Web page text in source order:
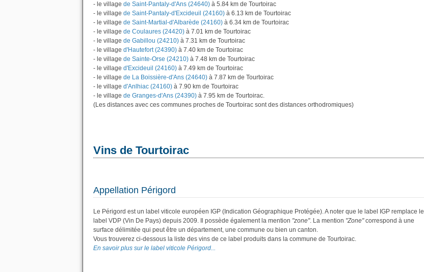
- le village de Saint-Pantaly-d'Ans (24640) à 5.84 km de Tourtoirac
- le village de Saint-Pantaly-d'Excideuil (24160) à 6.13 km de Tourtoirac
- le village de Saint-Martial-d'Albarède (24160) à 6.34 km de Tourtoirac
- le village de Coulaures (24420) à 7.01 km de Tourtoirac
- le village de Gabillou (24210) à 7.31 km de Tourtoirac
- le village d'Hautefort (24390) à 7.40 km de Tourtoirac
- le village de Sainte-Orse (24210) à 7.48 km de Tourtoirac
- le village d'Excideuil (24160) à 7.49 km de Tourtoirac
- le village de La Boissière-d'Ans (24640) à 7.87 km de Tourtoirac
- le village d'Anlhiac (24160) à 7.90 km de Tourtoirac
- le village de Granges-d'Ans (24390) à 7.95 km de Tourtoirac.
(Les distances avec ces communes proches de Tourtoirac sont des distances orthodromiques)
Vins de Tourtoirac
Appellation Périgord
Le Périgord est un label viticole européen IGP (Indication Géographique Protégée). A noter que le label IGP remplace le
label VDP (Vin De Pays) depuis 2009. Il possède également la mention "zone". La mention "Zone"correspond à une
surface délimitée qui peut être un département, une commune ou bien un canton.
Vous trouverez ci-dessous la liste des vins de ce label produits dans la commune de Tourtoirac.
En savoir plus sur le label viticole Périgord...